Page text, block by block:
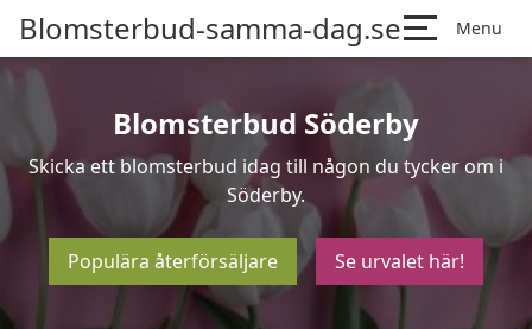
Blomsterbud-samma-dag.se Menu
Blomsterbud Söderby
Skicka ett blomsterbud idag till någon du tycker om i
Söderby.
Populära återförsäljare Se urvalet här!